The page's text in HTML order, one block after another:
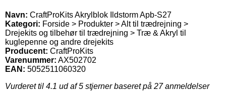
Navn: CraftProKits Akrylblok Ildstorm Apb-S27
Kategori: Forside > Produkter > Alt til trædrejning >
Drejekits og tilbehør til trædrejning > Træ & Akryl til
kuglepenne og andre drejekits
Producent: CraftProKits
Varenummer: AX502702
EAN: 5052511060320
Vurderet til 4.1 ud af 5 stjerner baseret på 27anmeldelser